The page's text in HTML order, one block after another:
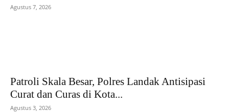
Agustus 7, 2026
Patroli Skala Besar, Polres Landak Antisipasi
Curat dan Curas di Kota...
Agustus 3, 2026